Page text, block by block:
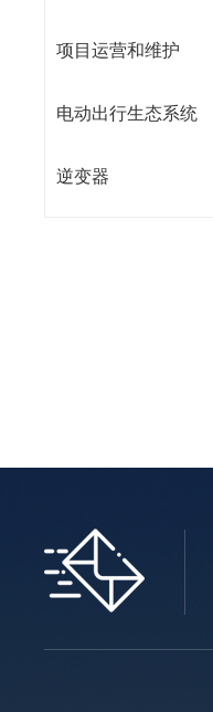
项目运营和维护
电动出行生态系统
逆变器